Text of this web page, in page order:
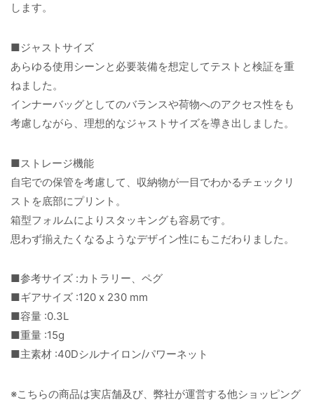
します。
■ジャストサイズ
あらゆる使用シーンと必要装備を想定してテストと検証を重
ねました。
インナーバッグとしてのバランスや荷物へのアクセス性をも
考慮しながら、理想的なジャストサイズを導き出しました。
■ストレージ機能
自宅での保管を考慮して、収納物が一目でわかるチェックリ
ストを底部にプリント。
箱型フォルムによりスタッキングも容易です。
思わず揃えたくなるようなデザイン性にもこだわりました。
■参考サイズ :カトラリー、ペグ
■ギアサイズ :120 x 230 mm
■容量 :0.3L
■重量 :15g
■主素材 :40Dシルナイロン/パワーネット
※こちらの商品は実店舗及び、弊社が運営する他ショッピング